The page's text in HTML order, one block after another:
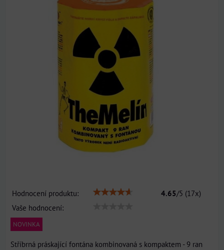
Hodnocení produktu: 4.65/5 (17x)
Vaše hodnocení:
NOVINKA
Stříbrná práskající fontána kombinovaná s kompaktem - 9 ran